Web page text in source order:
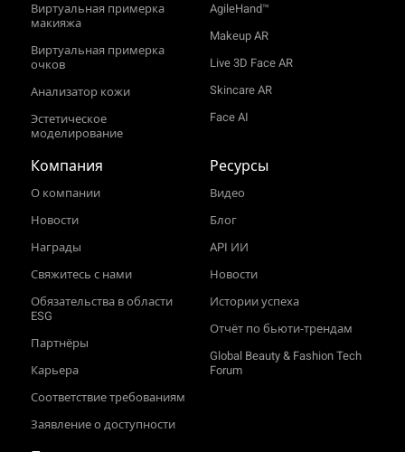
Виртуальная примерка
макияжа
Виртуальная примерка
очков
Анализатор кожи
Эстетическое
моделирование
AgileHand™
Makeup AR
Live 3D Face AR
Skincare AR
Face AI
Компания
О компании
Новости
Награды
Свяжитесь с нами
Обязательства в области
ESG
Партнёры
Карьера
Соответствие требованиям
Заявление о доступности
Ресурсы
Видео
Блог
API ИИ
Новости
Истории успеха
Отчёт по бьюти‑трендам
Global Beauty & Fashion Tech
Forum